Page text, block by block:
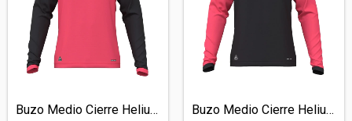
Buzo Medio Cierre Helium Muzira Pro Fucs... Buzo Medio Cierre Helium Muzira Pro Negr...